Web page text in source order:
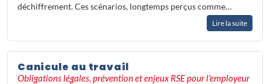
déchiffrement. Ces scénarios, longtemps perçus comme…
Lire la suite
Canicule au travail
Obligations légales, prévention et enjeux RSE pour l'employeur